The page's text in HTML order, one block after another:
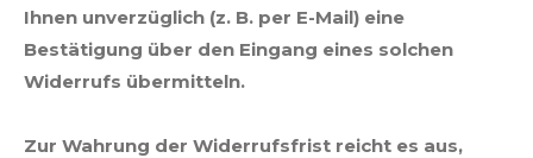
Ihnen unverzüglich (z. B. per E-Mail) eine
Bestätigung über den Eingang eines solchen
Widerrufs übermitteln.
Zur Wahrung der Widerrufsfrist reicht es aus,